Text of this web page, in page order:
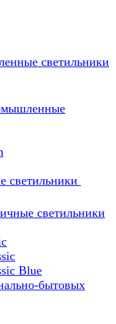
светильники
светильники
светильники
Blue
бытовых